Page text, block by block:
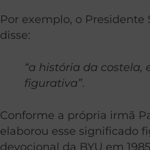
Por exemplo, o Presidente
disse:
“a história da costela,
figurativa”.
Conforme a própria irmã
elaborou esse significado
devocional da BYU em